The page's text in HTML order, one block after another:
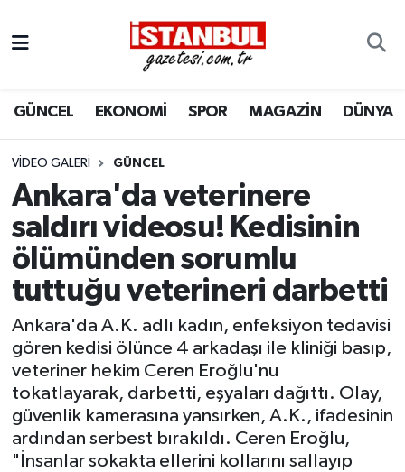
GÜNCEL EKONOMİ SPOR MAGAZİN DÜNYA
VIDEO GALERI GÜNCEL
Ankara'da veterinere
saldırı videosu! Kedisinin
ölümünden sorumlu
tuttuğu veterineri darbetti
Ankara'da A.K. adlı kadın, enfeksiyon tedavisi
gören kedisi ölünce 4 arkadaşı ile kliniği basıp,
veteriner hekim Ceren Eroğlu'nu
tokatlayarak, darbetti, eşyaları dağıttı. Olay,
güvenlik kamerasına yansırken, A.K., ifadesinin
ardından serbest bırakıldı. Ceren Eroğlu,
"İnsanlar sokakta ellerini kollarını sallayıp
EKONOMİ
İSTANBUL
DÜNYA
SPOR
MAGAZİN
KÜLTÜR SANAT
SAĞLIK
BİLİM VE TEKNOLOJİ
Nöbetçi Eczaneler
Hava Durumu
Trafik Durumu
Süper Lig Puan Durumu ve Fikstür
Tüm Manşetler
Son Dakika Haberleri
Haber Arşivi